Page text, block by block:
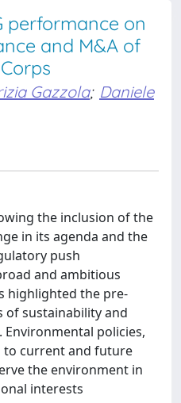
performance on
and M&A of
Gazzola; Daniele
the inclusion of the
in its agenda and the
push
and ambitious
highlighted the pre-
of sustainability and
policies,
current and future
the environment in
interests